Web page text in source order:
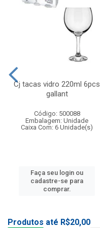
Cj tacas vidro 220ml 6pcs
gallant
Código: 500088
Embalagem: Unidade
Caixa Com: 6 Unidade(s)
Faça seu login ou
cadastre-se para
comprar.
Produtos até R$20,00